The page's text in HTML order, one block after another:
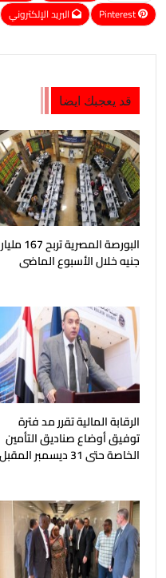
Pinterest
البريد الإلكتروني
قد يعجبك ايضا
البورصة المصرية تربح 167 مليار
جنيه خلال الأسبوع الماضى
الرقابة المالية تقرر مد فترة
توفيق أوضاع صناديق التأمين
الخاصة حتى 31 ديسمبر المقبل